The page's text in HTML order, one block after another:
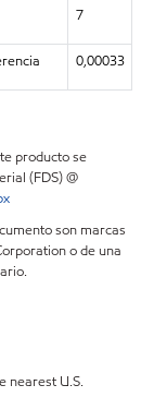
7
0,00033
producto se
(FDS) @
son marcas
o de una
nearest U.S.